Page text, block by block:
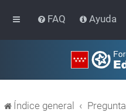
FAQ Ayuda
Índice general